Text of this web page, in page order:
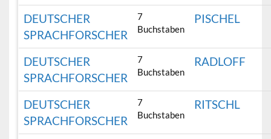
DEUTSCHER
SPRACHFORSCHER
7
Buchstaben
PISCHEL
DEUTSCHER
SPRACHFORSCHER
7
Buchstaben
RADLOFF
DEUTSCHER
SPRACHFORSCHER
7
Buchstaben
RITSCHL